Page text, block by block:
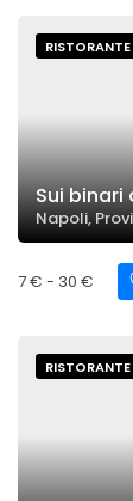
RISTORANTE
Sui binari
Napoli,
7 € - 30 €
RISTORANTE